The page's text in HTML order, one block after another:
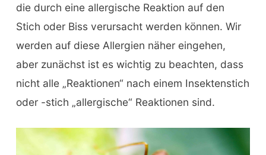
die durch eine allergische Reaktion auf den
Stich oder Biss verursacht werden können. Wir
werden auf diese Allergien näher eingehen,
aber zunächst ist es wichtig zu beachten, dass
nicht alle „Reaktionen“ nach einem Insektenstich
oder -stich „allergische“ Reaktionen sind.